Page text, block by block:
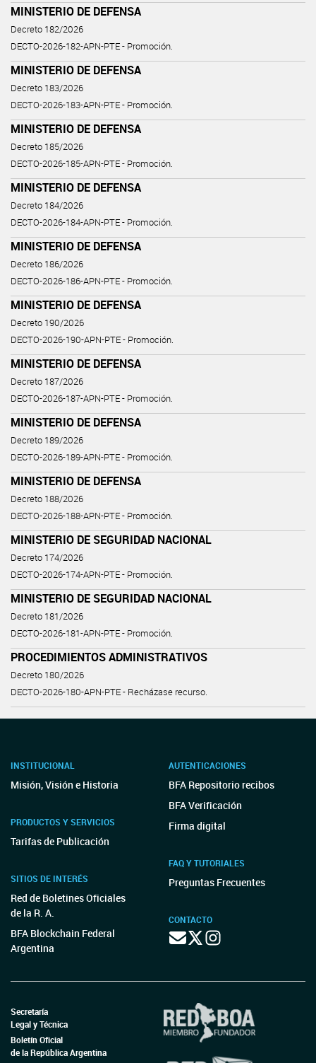
MINISTERIO DE DEFENSA
Decreto 182/2026
DECTO-2026-182-APN-PTE - Promoción.
MINISTERIO DE DEFENSA
Decreto 183/2026
DECTO-2026-183-APN-PTE - Promoción.
MINISTERIO DE DEFENSA
Decreto 185/2026
DECTO-2026-185-APN-PTE - Promoción.
MINISTERIO DE DEFENSA
Decreto 184/2026
DECTO-2026-184-APN-PTE - Promoción.
MINISTERIO DE DEFENSA
Decreto 186/2026
DECTO-2026-186-APN-PTE - Promoción.
MINISTERIO DE DEFENSA
Decreto 190/2026
DECTO-2026-190-APN-PTE - Promoción.
MINISTERIO DE DEFENSA
Decreto 187/2026
DECTO-2026-187-APN-PTE - Promoción.
MINISTERIO DE DEFENSA
Decreto 189/2026
DECTO-2026-189-APN-PTE - Promoción.
MINISTERIO DE DEFENSA
Decreto 188/2026
DECTO-2026-188-APN-PTE - Promoción.
MINISTERIO DE SEGURIDAD NACIONAL
Decreto 174/2026
DECTO-2026-174-APN-PTE - Promoción.
MINISTERIO DE SEGURIDAD NACIONAL
Decreto 181/2026
DECTO-2026-181-APN-PTE - Promoción.
PROCEDIMIENTOS ADMINISTRATIVOS
Decreto 180/2026
DECTO-2026-180-APN-PTE - Recházase recurso.
INSTITUCIONAL
Misión, Visión e Historia
PRODUCTOS Y SERVICIOS
Tarifas de Publicación
SITIOS DE INTERÉS
Red de Boletines Oficiales
de la R. A.
BFA Blockchain Federal
Argentina
AUTENTICACIONES
BFA Repositorio recibos
BFA Verificación
Firma digital
FAQ Y TUTORIALES
Preguntas Frecuentes
CONTACTO
Secretaría
Legal y Técnica
Boletín Oficial
de la República Argentina